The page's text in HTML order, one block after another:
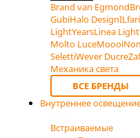
Brand van Egmond
GubiHalo DesignILfari
LightYearsLinea Light
Molto LuceMoooi
SelettiWever Ducre
Механика света
ВСЕ БРЕНДЫ
Внутреннее
Встраиваемые